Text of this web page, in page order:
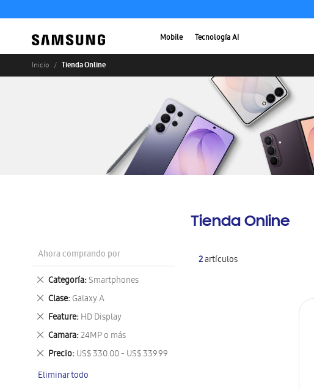
Mobile Tecnología AI
Inicio Tienda Online
Tienda Online
2artículos
Ahora comprando por
Categoría Smartphones
Eliminar
este
artículo
Clase Galaxy A
Eliminar
este
artículo
Feature HD Display
Eliminar
este
artículo
Camara 24MP o más
Eliminar
este
artículo
Precio US$ 330.00 - US$ 339.99
Eliminar
artículo
Eliminar todo